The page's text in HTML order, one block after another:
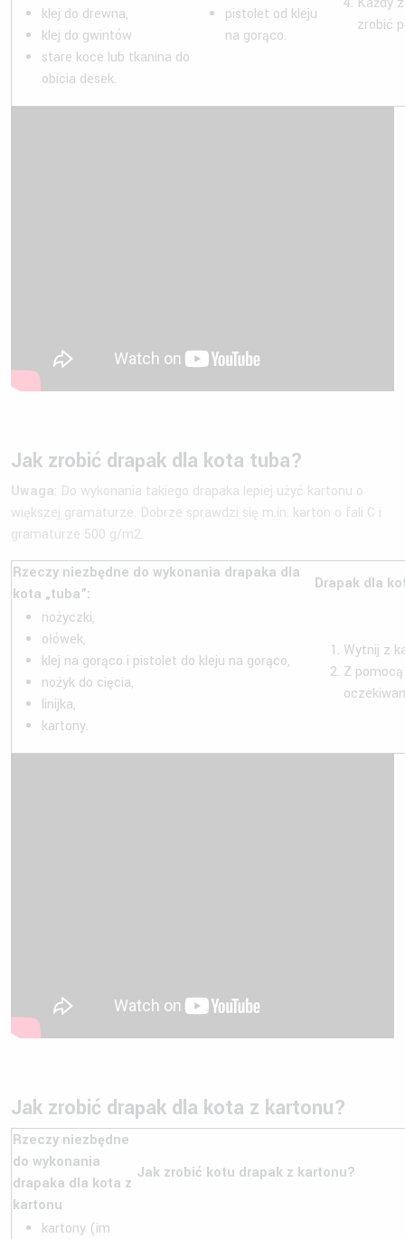
klej do drewna,
klej do gwintów
stare koce lub tkanina do
obicia desek.
pistolet od kleju
na gorąco.
zrobić
Jak zrobić drapak dla kota tuba?
Uwaga: Do wykonania takiego drapaka lepiej użyć kartonu o
większej gramaturze. Dobrze sprawdzi się m.in. karton o fali C i
gramaturze 500 g/m2.
Rzeczy niezbędne do wykonania drapaka dla
kota „tuba”:
Drapak dla
nożyczki,
ołówek,
klej na gorąco i pistolet do kleju na gorąco,
nożyk do cięcia,
linijka,
kartony.
Wytnij z
Z
Jak zrobić drapak dla kota z kartonu?
Rzeczy niezbędne
do wykonania
drapaka dla kota z
kartonu
Jak zrobić kotu drapak z kartonu?
kartony (im